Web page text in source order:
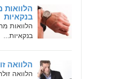
הלוואות
בנקאיות
הלוואות
בנקאיות...
הלוואה
הלוואה